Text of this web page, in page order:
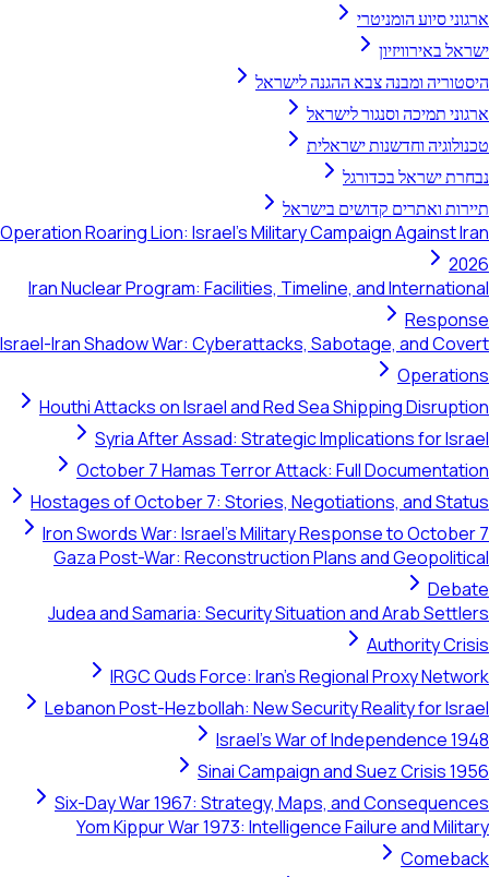
ארגוני סיוע הומניטרי
ישראל באירוויזיון
היסטוריה ומבנה צבא ההגנה לישראל
ארגוני תמיכה וסנגור לישראל
טכנולוגיה וחדשנות ישראלית
נבחרת ישראל בכדורגל
תיירות ואתרים קדושים בישראל
Operation Roaring Lion: Israel's Military Campaign Against Iran
2026
Iran Nuclear Program: Facilities, Timeline, and International
Response
Israel-Iran Shadow War: Cyberattacks, Sabotage, and Covert
Operations
Houthi Attacks on Israel and Red Sea Shipping Disruption
Syria After Assad: Strategic Implications for Israel
October 7 Hamas Terror Attack: Full Documentation
Hostages of October 7: Stories, Negotiations, and Status
Iron Swords War: Israel's Military Response to October 7
Gaza Post-War: Reconstruction Plans and Geopolitical
Debate
Judea and Samaria: Security Situation and Arab Settlers
Authority Crisis
IRGC Quds Force: Iran's Regional Proxy Network
Lebanon Post-Hezbollah: New Security Reality for Israel
Israel's War of Independence 1948
Sinai Campaign and Suez Crisis 1956
Six-Day War 1967: Strategy, Maps, and Consequences
Yom Kippur War 1973: Intelligence Failure and Military
Comeback